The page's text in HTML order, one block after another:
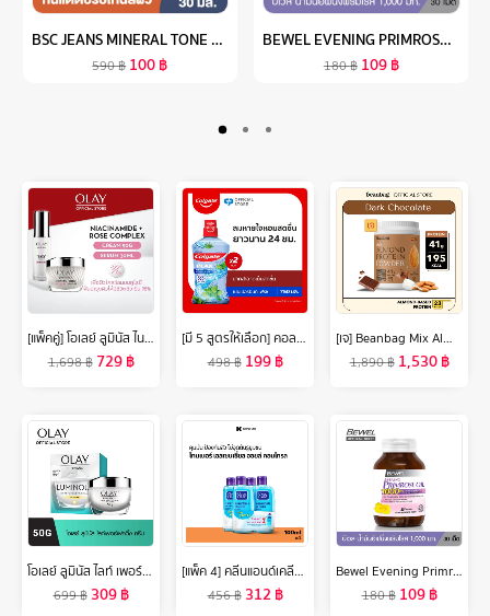
BSC JEANS MINERAL TONE UP SUNSCREEN SPF50 PA+++ ครีมกันแดดเนื้อบางเบา ช่วยปกป้องผิวจากแสงแดดด้วย SPF50 ป้องกันทั้งรังสี UVA และ UVB พร้อมปรับโทนสีผิว
590฿ 100฿
BEWEL EVENING PRIMROSE OIL 1000MG PLUS VITAMIN E - BEWEL EPO - บีเวล อีฟนิ่งพริมโรส (30 เม็ด)
180฿ 109฿
[แพ็คคู่] โอเลย์ ลูมินัส ไนอะซินาไมด์ โรส คอมเพล็กซ์ ครีม 50 กรัม. + เซรั่ม 30 มล. กระจ่างใส สกินแคร์ Olay Luminous Niacinamide Rose Complex Cream 50G + Serum 30ML
1,698฿ 729฿
[มี 5 สูตรให้เลือก] คอลเกต น้ำยาบ้วนปาก พลักซ์ 750 มล.รวม 2 ขวด [Available in 5 variants] Colgate Plax Mouthwash 750 ml Total 2 bottles
498฿ 199฿
[เจ] Beanbag Mix Almond Protein เครื่องดื่มโปรตีนอัลมอนด์และโปรตีนพืชรวม 5 ชนิด รส Dark Chocolate รสดาร์กช็อกโกแลต 800g
1,890฿ 1,530฿
โอเลย์ ลูมินัส ไลท์ เพอร์เฟคติ้ง เดย์ครีม 50 กรัม. ไนอะซินาไมด์ กระจ่างใส สกินแคร์ Olay Luminous Light Perfecting Day SPF 15 PA++ 50G
699฿ 309฿
[แพ็ค 4] คลีนแอนด์เคลียร์ โทนเนอร์ เอสเซนเชี่ยล ออยล์ คอนโทรล 100 มล. x 4 Clean & Clear Essentials Oil Control Toner 100 ml. x 4
456฿ 312฿
Bewel Evening Primrose Oil 1000mg Plus vitamin E - Bewel EPO - บีเวล อีฟนิ่งพริมโรส (30 เม็ด)
180฿ 109฿